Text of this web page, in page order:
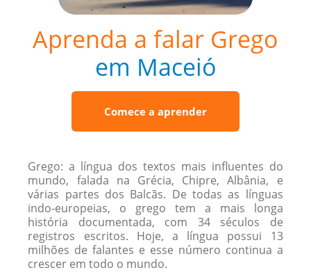
Aprenda a falar Grego
em Maceió
Comece a aprender
Grego: a língua dos textos mais influentes do
mundo, falada na Grécia, Chipre, Albânia, e
várias partes dos Balcãs. De todas as línguas
indo-europeias, o grego tem a mais longa
história documentada, com 34 séculos de
registros escritos. Hoje, a língua possui 13
milhões de falantes e esse número continua a
crescer em todo o mundo.